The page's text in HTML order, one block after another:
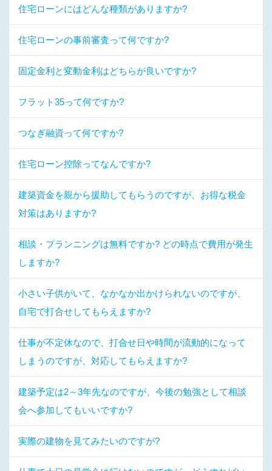
住宅ローンにはどんな種類がありますか?
住宅ローンの事前審査って何ですか?
固定金利と変動金利はどちらが良いですか?
フラット35って何ですか?
つなぎ融資って何ですか?
住宅ローン控除ってなんですか?
建築資金を親から援助してもらうのですが、お得な税金
対策はありますか?
相談・プランニングは無料ですか? どの時点で費用が発生
しますか?
小さい子供がいて、なかなか出かけられないのですが、
自宅で打合せしてもらえますか?
仕事が不定休なので、打合せ日や時間が流動的になって
しまうのですが、対応してもらえますか?
建築予定は2～3年先なのですが、今後の勉強として相談
会へ参加してもいいですか?
実際の建物を見てみたいのですが?